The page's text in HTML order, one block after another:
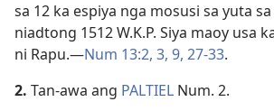
sa 12 ka espiya nga mosusi sa yuta sa
niadtong 1512 W.K.P. Siya maoy usa
ni Rapu.​—Num 13:​2, 3, 9, 27-33.
2. Tan-awa ang PALTIEL Num. 2.